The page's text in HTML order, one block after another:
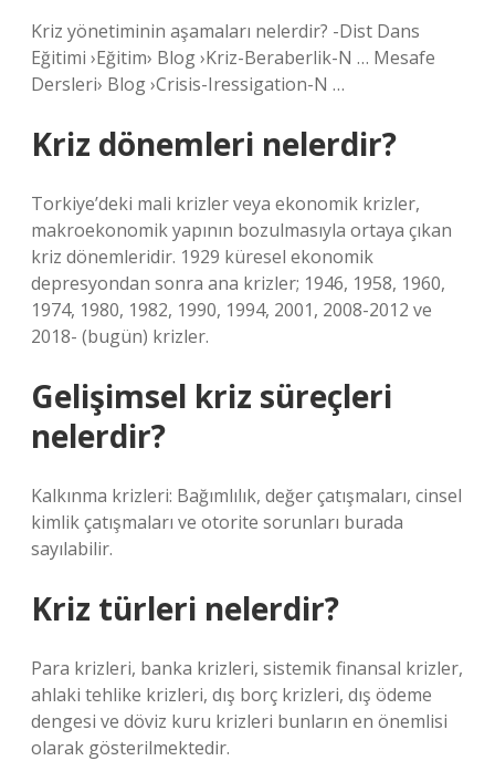
Kriz yönetiminin aşamaları nelerdir? -Dist Dans
Eğitimi ›Eğitim› Blog ›Kriz-Beraberlik-N … Mesafe
Dersleri› Blog ›Crisis-Iressigation-N …
Kriz dönemleri nelerdir?
Torkiye’deki mali krizler veya ekonomik krizler,
makroekonomik yapının bozulmasıyla ortaya çıkan
kriz dönemleridir. 1929 küresel ekonomik
depresyondan sonra ana krizler; 1946, 1958, 1960,
1974, 1980, 1982, 1990, 1994, 2001, 2008-2012 ve
2018- (bugün) krizler.
Gelişimsel kriz süreçleri
nelerdir?
Kalkınma krizleri: Bağımlılık, değer çatışmaları, cinsel
kimlik çatışmaları ve otorite sorunları burada
sayılabilir.
Kriz türleri nelerdir?
Para krizleri, banka krizleri, sistemik finansal krizler,
ahlaki tehlike krizleri, dış borç krizleri, dış ödeme
dengesi ve döviz kuru krizleri bunların en önemlisi
olarak gösterilmektedir.